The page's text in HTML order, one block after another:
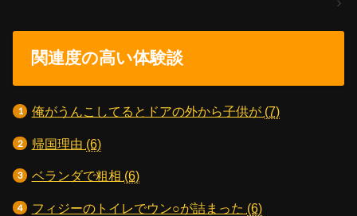
関連度の高い体験談
俺がうんこしてるとドアの外から子供が (7)
帰国理由 (6)
ベランダで粗相 (6)
フィジーのトイレでウン○が詰まった (6)